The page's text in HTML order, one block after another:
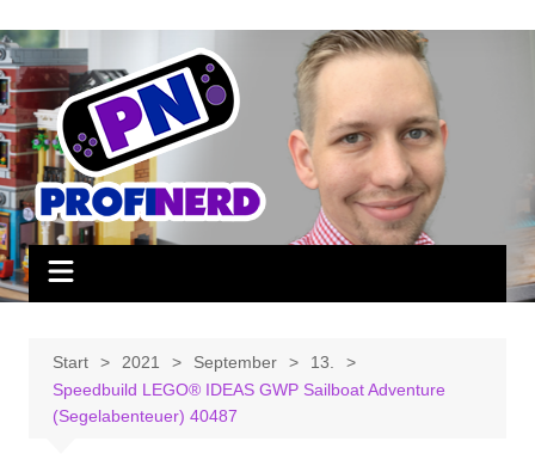
Inhalt
springen
Start 2021 September
13.
Speedbuild LEGO® IDEAS GWP Sailboat Adventure
(Segelabenteuer) 40487